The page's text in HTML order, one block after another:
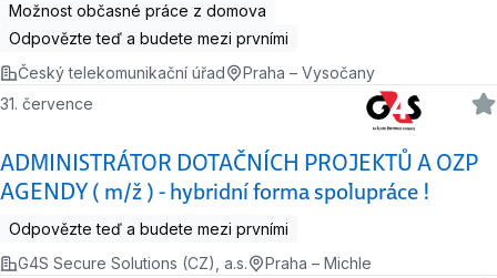
Možnost občasné práce z domova
Odpovězte teď a budete mezi prvními
Český telekomunikační úřad
Praha – Vysočany
ADMINISTRÁTOR DOTAČNÍCH PROJEKTŮ A OZP
AGENDY ( m/ž ) - hybridní forma spolupráce !
31. července
Odpovězte teď a budete mezi prvními
G4S Secure Solutions (CZ), a.s.
Praha – Michle